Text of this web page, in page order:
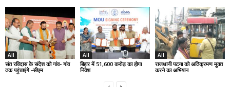
All
संत रविदास के संदेश को गांव- गांव
तक पहुंचाएंगे -सीएम
All
बिहार में 51,600 करोड़ का होगा
निवेश
All
राजधानी पटना को अतिक्रमण मुक्त
करने का अभियान